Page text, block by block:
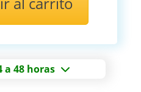
a 48 horas